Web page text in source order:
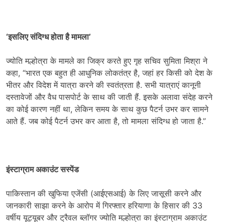
‘इसलिए संदिग्ध होता है मामला’
ज्योति मल्होत्रा के मामले का जिक्र करते हुए गृह सचिव सुमिता मिश्रा ने
कहा, “भारत एक बहुत ही आधुनिक लोकतंत्र है, जहां हर किसी को देश के
भीतर और विदेश में यात्रा करने की स्वतंत्रता है. सभी यात्राएं कानूनी
दस्तावेजों और वैध पासपोर्ट के साथ की जाती हैं. इसके अलावा संदेह करने
का कोई कारण नहीं था, लेकिन समय के साथ कुछ पैटर्न उभर कर सामने
आते हैं. जब कोई पैटर्न उभर कर आता है, तो मामला संदिग्ध हो जाता है.”
इंस्टाग्राम अकाउंट सस्पेंड
पाकिस्तान की खुफिया एजेंसी (आईएसआई) के लिए जासूसी करने और
जानकारी साझा करने के आरोप में गिरफ्तार हरियाणा के हिसार की 33
वर्षीय यूट्यूबर और ट्रैवल ब्लॉगर ज्योति मल्होत्रा का इंस्टाग्राम अकाउंट